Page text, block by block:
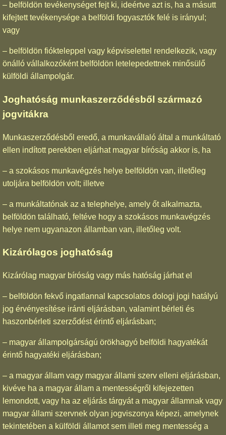
– belföldön tevékenységet fejt ki, ideértve azt is, ha a másutt
kifejtett tevékenysége a belföldi fogyasztók felé is irányul;
vagy
– belföldön fiókteleppel vagy képviselettel rendelkezik, vagy
önálló vállalkozóként belföldön letelepedettnek minősülő
külföldi állampolgár.
Joghatóság munkaszerződésből származó
jogvitákra
Munkaszerződésből eredő, a munkavállaló által a munkáltató
ellen indított perekben eljárhat magyar bíróság akkor is, ha
– a szokásos munkavégzés helye belföldön van, illetőleg
utoljára belföldön volt; illetve
– a munkáltatónak az a telephelye, amely őt alkalmazta,
belföldön található, feltéve hogy a szokásos munkavégzés
helye nem ugyanazon államban van, illetőleg volt.
Kizárólagos joghatóság
Kizárólag magyar bíróság vagy más hatóság járhat el
– belföldön fekvő ingatlannal kapcsolatos dologi jogi hatályú
jog érvényesítése iránti eljárásban, valamint bérleti és
haszonbérleti szerződést érintő eljárásban;
– magyar állampolgárságú örökhagyó belföldi hagyatékát
érintő hagyatéki eljárásban;
– a magyar állam vagy magyar állami szerv elleni eljárásban,
kivéve ha a magyar állam a mentességről kifejezetten
lemondott, vagy ha az eljárás tárgyát a magyar államnak vagy
magyar állami szervnek olyan jogviszonya képezi, amelynek
tekintetében a külföldi államot sem illeti meg mentesség a